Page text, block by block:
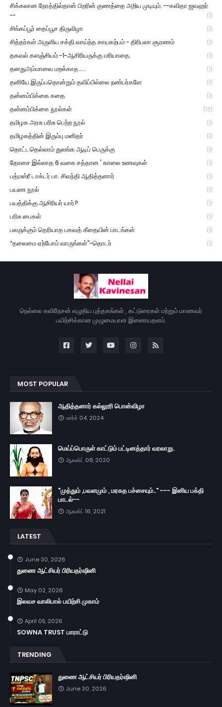
சிக்கலான நேரத்தில்தான் பிறரின் குணத்தை அறிய முடியும். --கவிதா ஜவஹர்
--
(1)
சிங்கப்பூர் தைப்பூச திருவிழா (1)
சித்தர்கள் அருளிய சக்தி வாய்ந்த காயகற்பம் - திரிபலா சூரணம் (1)
தகவல் களஞ்சியம் -1-ஆசிரியருக்கு மரியாதை. (1)
தனதுஅம்மாவை மறக்காத..... (1)
தனியே இருப்பதொன்றும் தவிப்பில்லை நண்பர்களே (1)
தன்னம்பிக்கை கதை (1)
தன்னம்பிக்கை நூல்கள் (13)
தமிழக அரசு பரிசு பெற்ற நூல் (1)
தமிழகத்தின் இரும்பு மனிதர் (1)
தொட்டதெல்லாம் துலங்க ஆடிப் பெருக்கு (1)
தோசை இல்லாத 6 வகை சத்தான ' காலை உணவுகள் (1)
பத்மஸ்ரீ டாக்டர் பா. சிவந்தி ஆதித்தனார் (1)
பயண நூல் (1)
பயத்திக்கு ஆசிரியர் யார்? (1)
பரிசு பைகள் (1)
பலருக்கும் தெரியாத பகவத் கீதையின் பாடங்கள் (1)
“தலைமை ஏற்போம் வாருங்கள்”-தொடர் (1)
நெல்லை கவிநேசன் எழுதிய புத்தகங்கள் , கட்டுரைகள் மற்றும் மாணவர்
பயிற்சிக்கான முழுமையான இணையதளம்.
MOST POPULAR
ஆதித்தனார் கல்லூரி பொன்விழா
மார்ச் 04, 2024
மெய்ப்பொருள் காட்டும் பட்டினத்தார் வரலாறு.
ஆகஸ்ட் 08, 2020
"முத்தும் ,பவளமும் , மரகத பச்சையும்.." --- இனிய பக்தி
பாடல்--
ஆகஸ்ட் 16, 2021
LATEST
June 30, 2026
துணை ஆட்சியர் பிரியதர்ஷினி
May 02, 2026
இலவச வாலிபால் பயிற்சி முகாம்
April 05, 2026
SOWNA TRUST பாராட்டு
TRENDING
துணை ஆட்சியர் பிரியதர்ஷினி
June 30, 2026